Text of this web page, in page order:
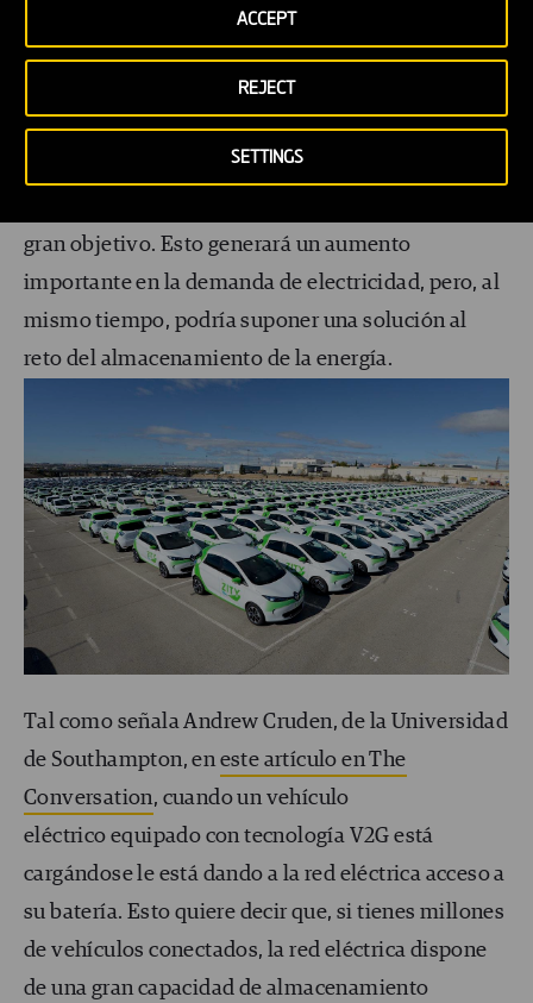
SETTINGS
REJECT
ACCEPT
mercancías, se está consolidando como el gran
emisor de CO2 y otros gases nocivos a medida que
Por este motivo, electrificar el parque móvil y, en
gran objetivo. Esto generará un aumento
importante en la demanda de electricidad, pero, al
mismo tiempo, podría suponer una solución al
reto del almacenamiento de la energía.
Tal como señala Andrew Cruden, de la Universidad
de Southampton, eneste artículo en The
Conversation, cuando un vehículo
eléctrico equipado con tecnología V2G está
cargándose le está dando a la red eléctrica acceso a
su batería. Esto quiere decir que, si tienes millones
de vehículos conectados, la red eléctrica dispone
de una gran capacidad de almacenamiento